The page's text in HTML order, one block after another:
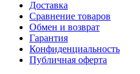
Доставка
Сравнение товаров
Обмен и возврат
Гарантия
Конфиденциальность
Публичная оферта